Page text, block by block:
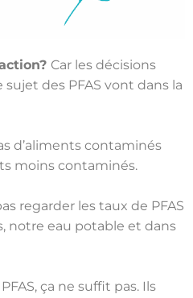
Car les décisions
des PFAS vont dans la
d’aliments contaminés
moins contaminés.
regarder les taux de PFAS
notre eau potable et dans
ça ne suffit pas. Ils